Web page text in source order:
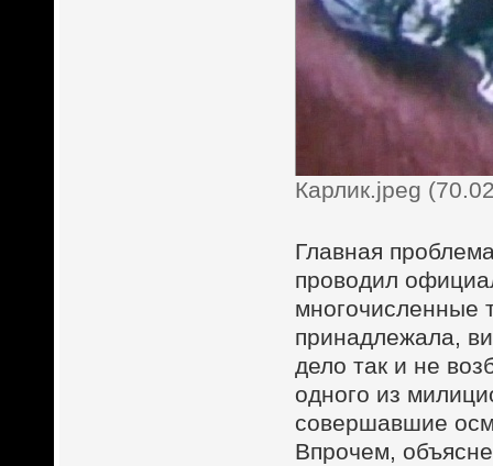
Карлик.jpeg
Главная
проводил
многочисленные
принадлежала,
дело так и не
одного из
совершавшие
Впрочем,